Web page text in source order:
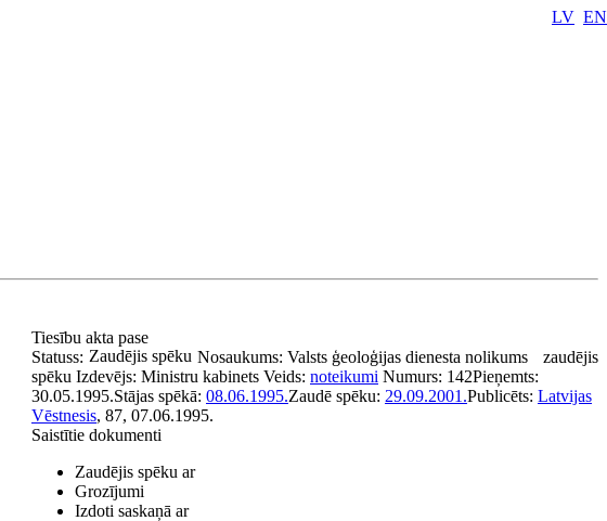
LV EN
Tiesību akta pase
Nosaukums: Valsts ģeoloģijas dienesta nolikums
Statuss: Zaudējis spēku
zaudējis
spēku Izdevējs: Ministru kabinets Veids: noteikumi Numurs: 142Pieņemts:
30.05.1995.Stājas spēkā: 08.06.1995.Zaudē spēku: 29.09.2001.Publicēts: Latvijas
Vēstnesis, 87, 07.06.1995.
Saistītie dokumenti
Zaudējis spēku ar
Grozījumi
Izdoti saskaņā ar